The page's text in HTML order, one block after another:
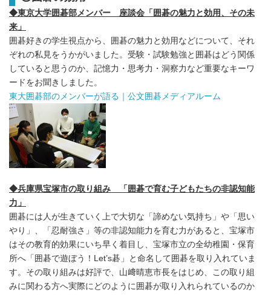
◆東京大学囲碁部メンバー 座談会「囲碁の魅力と効用、その未
来」
囲碁好きの学生視点から、囲碁の魅力と効用などについて、それ
ぞれの私見をうかがいました。受験・試験勉強と囲碁はどう関係
していると思うのか、記憶力・思考力・洞察力など重要なキーワ
ードをお聞きしました。
東大囲碁部のメンバーが語る｜公文囲碁メディアルーム
◆兵庫県宝塚市の取り組み 「囲碁で育む子どもたちの非認知能
力」
囲碁には人が生きていく上で大切な「諦めない気持ち」や「思い
やり」、「忍耐強さ」等の非認知能力を育む力があると、宝塚市
はその教育的効果にいち早く着目し、宝塚市立の全幼稚園・保育
所へ「囲碁で遊ぼう！Let’s碁」と命名して囲碁を取り入れていま
す。その取り組みは好評で、山﨑晴恵市長をはじめ、この取り組
みに関わる方へ実際にどのように囲碁が取り入れられているのか